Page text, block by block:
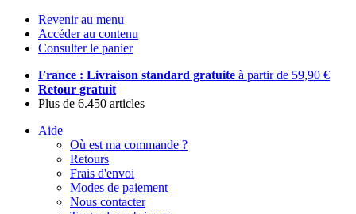
Revenir au menu
Accéder au contenu
Consulter le panier
France : Livraison standard gratuite à partir de 59,90 €
Retour gratuit
Plus de 6.450 articles
Aide
Où est ma commande ?
Retours
Frais d'envoi
Modes de paiement
Nous contacter